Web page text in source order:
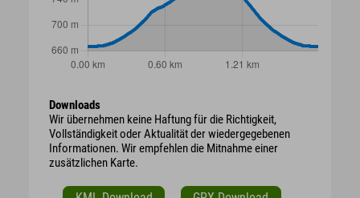
Downloads
Wir übernehmen keine Haftung für die Richtigkeit,
Vollständigkeit oder Aktualität der wiedergegebenen
Informationen. Wir empfehlen die Mitnahme einer
zusätzlichen Karte.